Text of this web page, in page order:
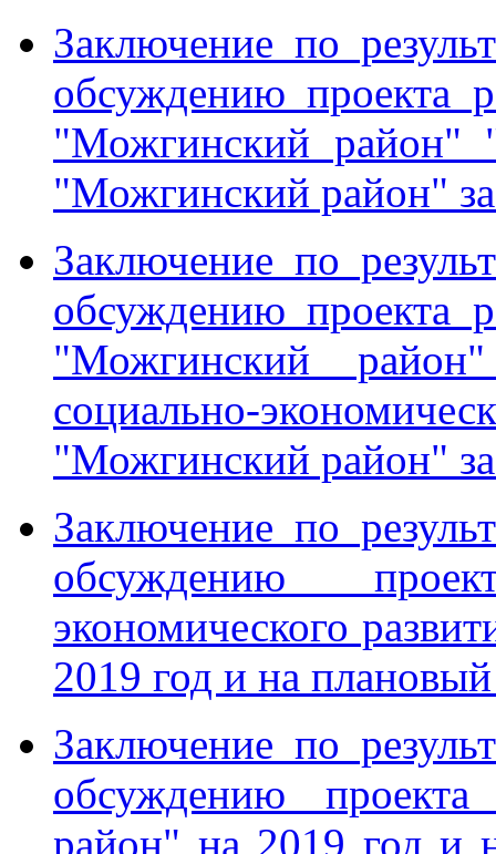
Заключение по
обсуждению проекта
"Можгинский
"Можгинский район"
Заключение по
обсуждению проекта
"Можгинский
социально-
"Можгинский район"
Заключение по
обсуждению
экономического
2019 год и на
Заключение по
обсуждению
район" на 2019 год и